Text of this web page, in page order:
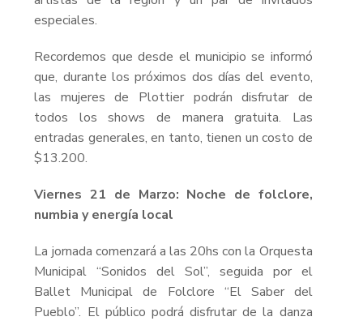
especiales.
Recordemos que desde el municipio se informó
que, durante los próximos dos días del evento,
las mujeres de Plottier podrán disfrutar de
todos los shows de manera gratuita. Las
entradas generales, en tanto, tienen un costo de
$13.200.
Viernes 21 de Marzo: Noche de folclore,
numbia y energía local
La jornada comenzará a las 20hs con la Orquesta
Municipal “Sonidos del Sol”, seguida por el
Ballet Municipal de Folclore “El Saber del
Pueblo”. El público podrá disfrutar de la danza